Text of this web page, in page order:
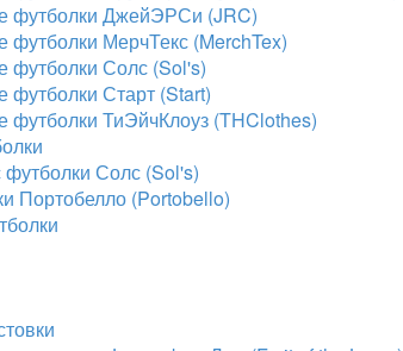
футболки ДжейЭРСи (JRC)
футболки МерчТекс (MerchTex)
футболки Солс (Sol's)
футболки Старт (Start)
футболки ТиЭйчКлоуз (THClothes)
футболки Солс (Sol's)
Портобелло (Portobello)